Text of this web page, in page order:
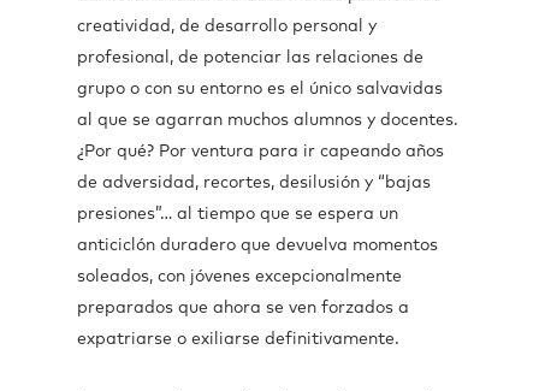
creatividad, de desarrollo personal y
profesional, de potenciar las relaciones de
grupo o con su entorno es el único salvavidas
al que se agarran muchos alumnos y docentes.
¿Por qué? Por ventura para ir capeando años
de adversidad, recortes, desilusión y “bajas
presiones”… al tiempo que se espera un
anticiclón duradero que devuelva momentos
soleados, con jóvenes excepcionalmente
preparados que ahora se ven forzados a
expatriarse o exiliarse definitivamente.